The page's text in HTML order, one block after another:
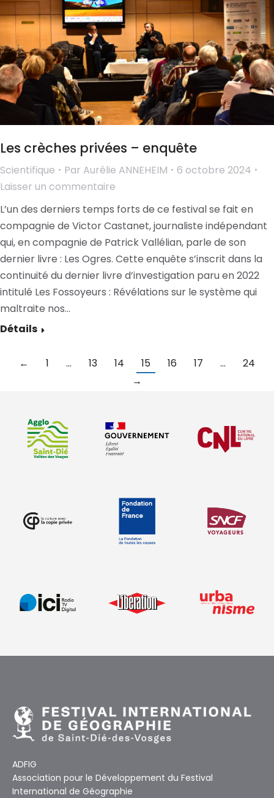
Les crèches privées – enquête
Scientifique Par Aurélie ANNEHEIM
6 octobre 2024
Laisser un commentaire
L’un des derniers temps forts de ce festival se fait en
compagnie de Victor Castanet, journaliste indépendant
qui, en compagnie de Patrick Vallélian, parle de son
dernier livre : Les Ogres. Cette enquête s’inscrit dans la
continuité du dernier livre d’investigation paru en 2022
intitulé Les Fossoyeurs : Révélations sur le système qui
maltraite nos…
Détails
← 1 … 13 14 15 16 17 …
24
→
ADFIG
Association pour le Développement du Festival
International de Géographie